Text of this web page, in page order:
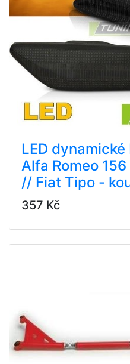
LED
Alfa Romeo
// Fiat Tipo -
357 Kč